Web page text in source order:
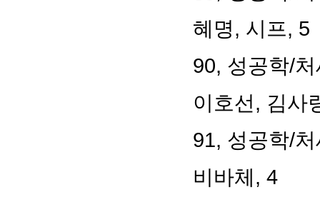
혜명, 시프, 5
90, 성공학/
이호선, 김사
91, 성공학/
비바체, 4